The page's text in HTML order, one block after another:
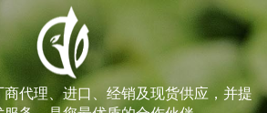
代理、进口、经销及现货供应，并提